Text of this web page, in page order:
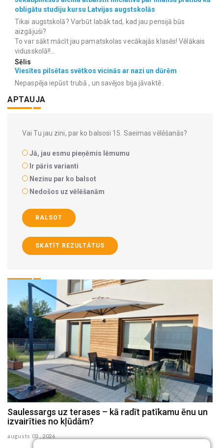
obligātu studiju kursu Latvijas augstskolās
Tikai augstskolā? Varbūt labāk tad, kad jau pensijā būs
aizgājuši?
To var sākt mācīt jau pamatskolas vecākajās klasēs! Vēlākais
vidusskolā!!...
Sēlis
Viesītes pilsētas svētkos vicinās ar nazi un dūrēm
Nepaspēja iepūst trubā , un savējos bija jāvaktē .
APTAUJA
Vai Tu jau zini, par ko balsosi 15. Saeimas vēlēšanās?
Jā, jau esmu pieņēmis lēmumu
Ir pāris varianti
Nezinu par ko balsot
Nedošos uz vēlēšanām
BALSOT
SKATĪT REZULTĀTUS
Saulessargs uz terases – kā radīt patīkamu ēnu un
izvairīties no kļūdām?
augusts 03 , 2026